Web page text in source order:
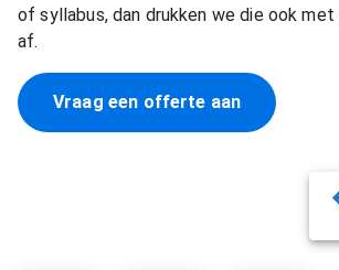
of syllabus, dan drukken we die ook
af.
Vraag een offerte aan